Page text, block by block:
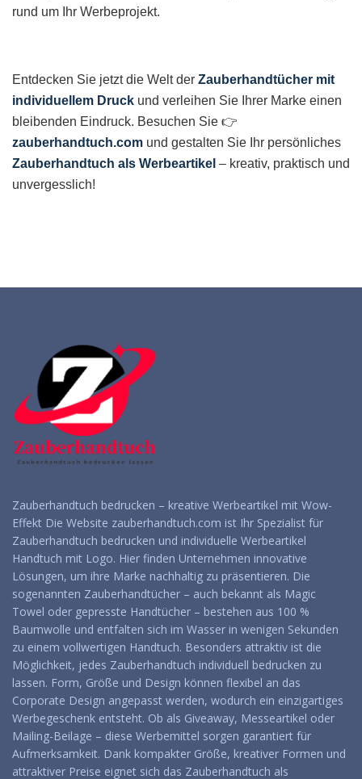
rund um Ihr Werbeprojekt.
Entdecken Sie jetzt die Welt der Zauberhandtücher mit
individuellem Druck und verleihen Sie Ihrer Marke einen
bleibenden Eindruck. Besuchen Sie 👉
zauberhandtuch.com und gestalten Sie Ihr persönliches
Zauberhandtuch als Werbeartikel – kreativ, praktisch und
unvergesslich!
Zauberhandtuch bedrucken – kreative Werbeartikel mit Wow-
Effekt Die Website zauberhandtuch.com ist Ihr Spezialist für
Zauberhandtuch bedrucken und individuelle Werbeartikel
Handtuch mit Logo. Hier finden Unternehmen innovative
Lösungen, um ihre Marke nachhaltig zu präsentieren. Die
sogenannten Zauberhandtücher – auch bekannt als Magic
Towel oder gepresste Handtücher – bestehen aus 100 %
Baumwolle und entfalten sich im Wasser in wenigen Sekunden
zu einem vollwertigen Handtuch. Besonders attraktiv ist die
Möglichkeit, jedes Zauberhandtuch individuell bedrucken zu
lassen. Form, Größe und Design können flexibel an das
Corporate Design angepasst werden, wodurch ein einzigartiges
Werbegeschenk entsteht. Ob als Giveaway, Messeartikel oder
Mailing-Beilage – diese Werbemittel sorgen garantiert für
Aufmerksamkeit. Dank kompakter Größe, kreativer Formen und
attraktiver Preise eignet sich das Zauberhandtuch als